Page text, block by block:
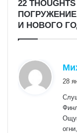
22
И НОВОГО
28